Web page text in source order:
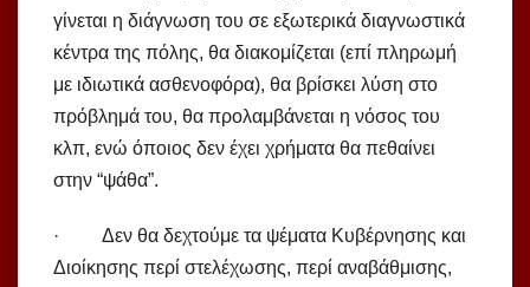
γίνεται η διάγνωση του σε εξωτερικά διαγνωστικά
κέντρα της πόλης, θα διακομίζεται (επί πληρωμή
με ιδιωτικά ασθενοφόρα), θα βρίσκει λύση στο
πρόβλημά του, θα προλαμβάνεται η νόσος του
κλπ, ενώ όποιος δεν έχει χρήματα θα πεθαίνει
στην “ψάθα”.
· Δεν θα δεχτούμε τα ψέματα Κυβέρνησης και
Διοίκησης περί στελέχωσης, περί αναβάθμισης,